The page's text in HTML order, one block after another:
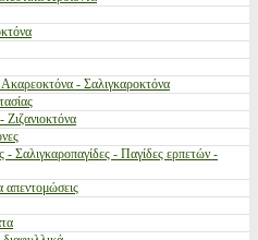
- Σαλιγκαροκτόνα
- Σαλιγκαροπαγίδες - Παγίδες ερπετών -
απεντομώσεις